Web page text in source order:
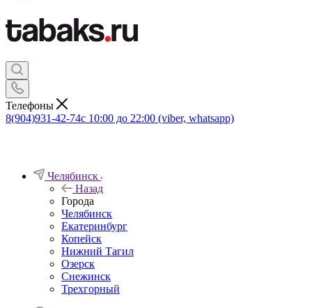
Телефоны
8(904)931-42-74с 10:00 до 22:00 (viber, whatsapp)
Челябинск
Назад
Города
Челябинск
Екатеринбург
Копейск
Нижний Тагил
Озерск
Снежинск
Трехгорный